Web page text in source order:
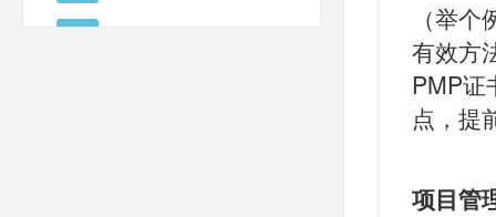
（举
有效方
PMP证
点，提
项目管